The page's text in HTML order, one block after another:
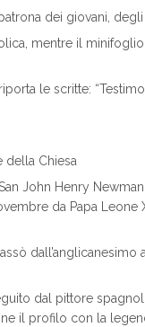
dei giovani,
mentre il
le scritte:
della Chiesa
John Henry
da Papa
dall’anglicanesimo
dal pittore
il profilo con la